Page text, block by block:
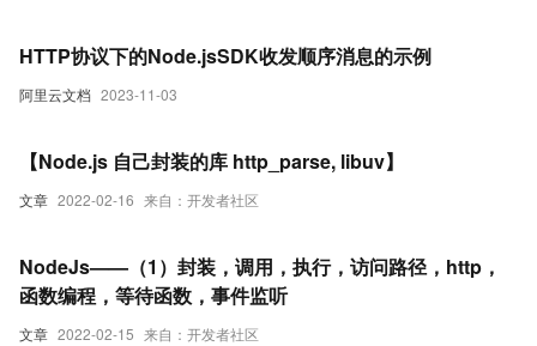
阿里云文档 2023-11-03
HTTP协议下的Node.jsSDK收发顺序消息的示例
文章 2022-02-16 来自：开发者社区
【Node.js 自己封装的库 http_parse, libuv】
文章 2022-02-15 来自：开发者社区
NodeJs——（1）封装，调用，执行，访问路径，http，
函数编程，等待函数，事件监听